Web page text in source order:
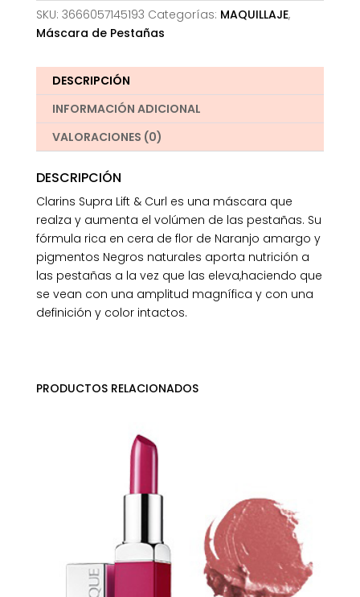
SKU: 3666057145193 Categorías: MAQUILLAJE,
Máscara de Pestañas
DESCRIPCIÓN
INFORMACIÓN ADICIONAL
VALORACIONES (0)
DESCRIPCIÓN
Clarins Supra Lift & Curl es una máscara que
realza y aumenta el volúmen de las pestañas. Su
fórmula rica en cera de flor de Naranjo amargo y
pigmentos Negros naturales aporta nutrición a
las pestañas a la vez que las eleva,haciendo que
se vean con una amplitud magnífica y con una
definición y color intactos.
PRODUCTOS RELACIONADOS